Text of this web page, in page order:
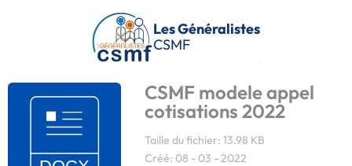
Passer au contenu principal
Les Généralistes
CSMF
CSMF modele appel
cotisations 2022
Taille du fichier: 13.98 KB
Créé: 08 - 03 - 2022